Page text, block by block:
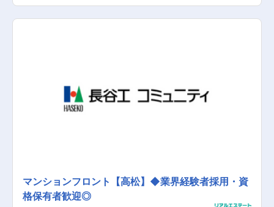
ーケティング/企画力/提案力』など幅広いスキル
うにリフォームしてお客様に提供するまでを一気
点で検討した上で買取価格を決定します。 (2)リ
フォーム：お客様の生活をイメージしながらリフ
ォームを企画し、中古住宅を生まれ変わらせ“付
署とも連携し、商品企画や販売戦略もチームで考
え、共に行動していきます。 ②一気通貫の仕事
を通して『マーケティング／企画力／提案力』な
マンションフロント【高松】◆業界経験者採用・資
格保有者歓迎◎